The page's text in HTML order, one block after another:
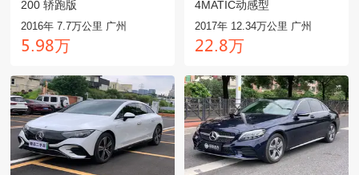
200 轿跑版
2016年 7.7万公里 广州
麣.鑶驋万
4MATIC动感型
2017年 12.34万公里 广州
龥龥.驋万